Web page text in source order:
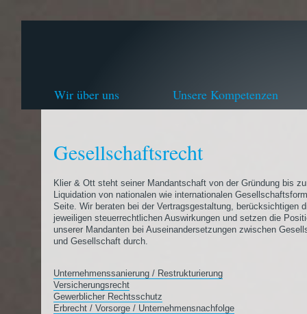
Wir über uns Unsere Kompetenzen
Gesellschaftsrecht
Klier & Ott steht seiner Mandantschaft von der Gründung bis
Liquidation von nationalen wie internationalen
Seite. Wir beraten bei der Vertragsgestaltung, berücksichtigen
jeweiligen steuerrechtlichen Auswirkungen und setzen die
unserer Mandanten bei Auseinandersetzungen zwischen
und Gesellschaft durch.
Unternehmenssanierung / Restrukturierung
Versicherungsrecht
Gewerblicher Rechtsschutz
Erbrecht / Vorsorge / Unternehmensnachfolge